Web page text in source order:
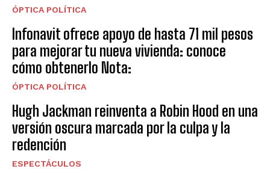
ÓPTICA POLÍTICA
Infonavit ofrece apoyo de hasta 71 mil pesos
para mejorar tu nueva vivienda: conoce
cómo obtenerlo Nota:
ÓPTICA POLÍTICA
Hugh Jackman reinventa a Robin Hood en una
versión oscura marcada por la culpa y la
redención
ESPECTÁCULOS